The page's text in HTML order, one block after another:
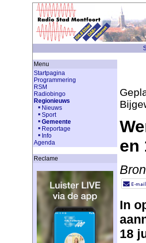
Menu
Startpagina
Programmering
RSM
Radiobingo
Regionieuws
Nieuws
Sport
Gemeente
Reportage
Info
Agenda
Reclame
en
In
18